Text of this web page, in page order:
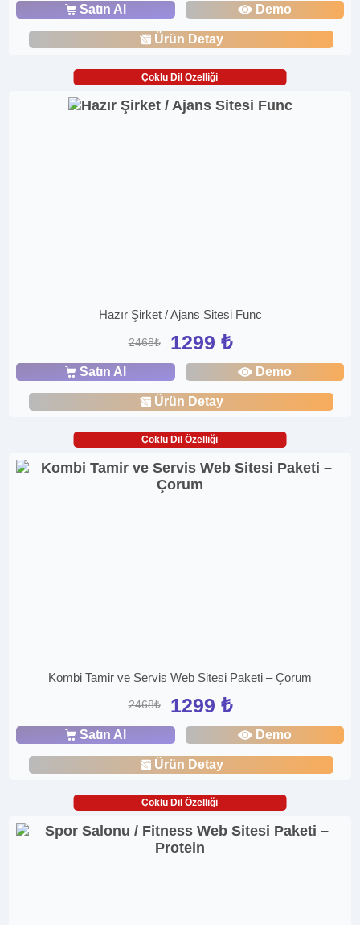
Satın Al Demo
Ürün Detay
Çoklu Dil Özelliği
Hazır Şirket / Ajans Sitesi Func
2468₺ 1299 ₺
Satın Al Demo
Ürün Detay
Çoklu Dil Özelliği
Kombi Tamir ve Servis Web Sitesi Paketi – Çorum
2468₺ 1299 ₺
Satın Al Demo
Ürün Detay
Çoklu Dil Özelliği